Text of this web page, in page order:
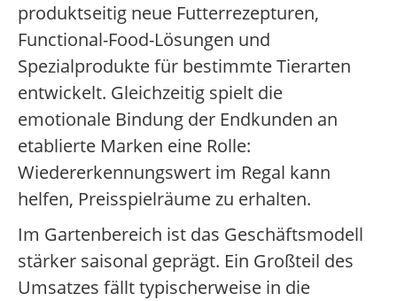
produktseitig neue Futterrezepturen,
Functional-Food-Lösungen und
Spezialprodukte für bestimmte Tierarten
entwickelt. Gleichzeitig spielt die
emotionale Bindung der Endkunden an
etablierte Marken eine Rolle:
Wiedererkennungswert im Regal kann
helfen, Preisspielräume zu erhalten.
Im Gartenbereich ist das Geschäftsmodell
stärker saisonal geprägt. Ein Großteil des
Umsatzes fällt typischerweise in die